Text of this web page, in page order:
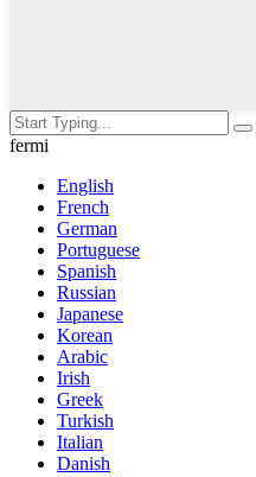
fermi
English
French
German
Portuguese
Spanish
Russian
Japanese
Korean
Arabic
Irish
Greek
Turkish
Italian
Danish